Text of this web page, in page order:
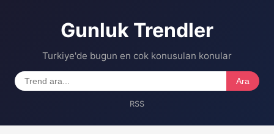
Gunluk Trendler
Turkiye'de bugun en cok konusulan konular
Ara
RSS